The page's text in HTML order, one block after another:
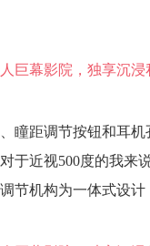
瞳距调节按钮和耳
于近视500度的我来
节机构为一体式设计